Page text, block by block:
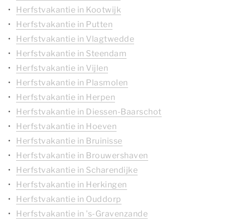
Herfstvakantie in Kootwijk
Herfstvakantie in Putten
Herfstvakantie in Vlagtwedde
Herfstvakantie in Steendam
Herfstvakantie in Vijlen
Herfstvakantie in Plasmolen
Herfstvakantie in Herpen
Herfstvakantie in Diessen-Baarschot
Herfstvakantie in Hoeven
Herfstvakantie in Bruinisse
Herfstvakantie in Brouwershaven
Herfstvakantie in Scharendijke
Herfstvakantie in Herkingen
Herfstvakantie in Ouddorp
Herfstvakantie in 's-Gravenzande